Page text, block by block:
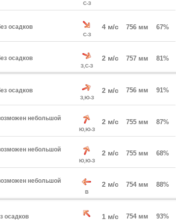
С-З
осадков
С-З
4 м/с 756 мм 67%
осадков
З,С-З
2 м/с 757 мм 81%
осадков
З,Ю-З
2 м/с 756 мм 91%
небольшой
Ю,Ю-З
2 м/с 755 мм 87%
небольшой
Ю,Ю-З
2 м/с 755 мм 68%
небольшой
В
2 м/с 754 мм 88%
осадков 1 м/с 754 мм 93%